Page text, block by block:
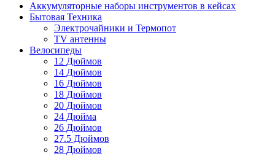
Аккумуляторные наборы инструментов в кейсах
Бытовая Техника
Электрочайники и Термопот
TV антенны
Велосипеды
12 Дюймов
14 Дюймов
16 Дюймов
18 Дюймов
20 Дюймов
24 Дюйма
26 Дюймов
27.5 Дюймов
28 Дюймов